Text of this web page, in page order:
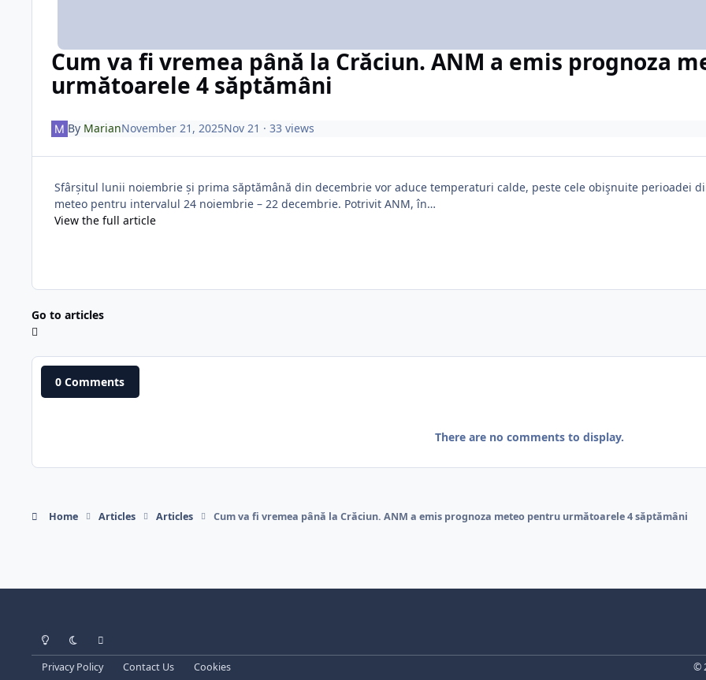
Cum va fi vremea până la Crăciun. ANM a emis prognoza
următoarele 4 săptămâni
By MarianNovember 21, 2025Nov 21 · 33 views
Sfârșitul lunii noiembrie și prima săptămână din decembrie vor aduce temperaturi calde, peste cele obişnuite perioadei
meteo pentru intervalul 24 noiembrie – 22 decembrie. Potrivit ANM, în…
View the full article
Go to articles
0 Comments
There are no comments to display.
Home Articles Articles Cum va fi vremea până la Crăciun. ANM a emis prognoza meteo pentru următoarele 4 săptămâni
Light ModeDark ModeSystem Preference
Privacy Policy Contact Us Cookies ©